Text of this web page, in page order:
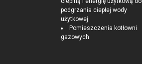
podgrzania ciepłej wody
użytkowej
Pomieszczenia kotłowni
gazowych